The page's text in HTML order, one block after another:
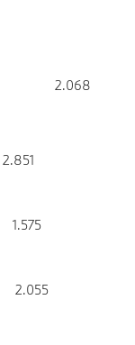
2.068
2.851
1.575
2.055